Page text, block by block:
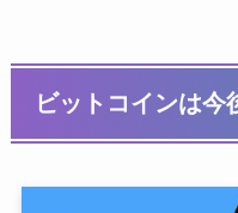
ビットコインは今